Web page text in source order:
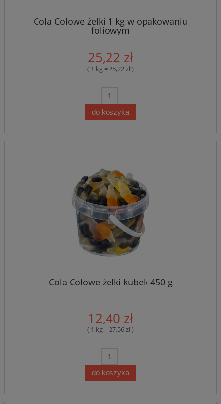
Cola Colowe żelki 1 kg w opakowaniu
foliowym
25,22 zł
( 1 kg = 25,22 zł )
do koszyka
Cola Colowe żelki kubek 450 g
12,40 zł
( 1 kg = 27,56 zł )
do koszyka